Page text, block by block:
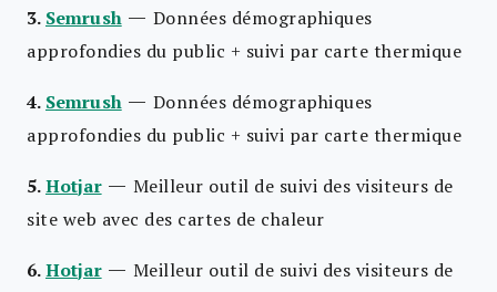
3. Semrush — Données démographiques
approfondies du public + suivi par carte thermique
4. Semrush — Données démographiques
approfondies du public + suivi par carte thermique
5.Hotjar — Meilleur outil de suivi des visiteurs de
site web avec des cartes de chaleur
6.Hotjar — Meilleur outil de suivi des visiteurs de